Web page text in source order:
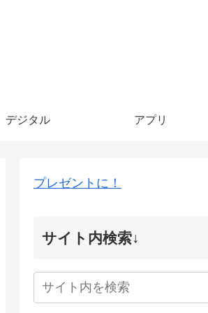
デジタル アプリ
プレゼントに！
サイト内検索↓